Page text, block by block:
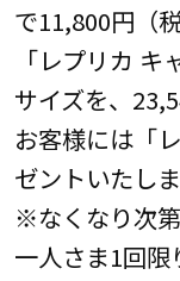
で11,800円（
「レプリカ
サイズを、
お客様には「
ゼントいたしま
※なくなり次
一人さま1回限